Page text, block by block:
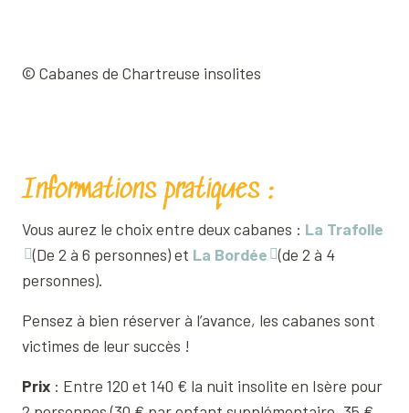
© Cabanes de Chartreuse insolites
Informations pratiques :
Vous aurez le choix entre deux cabanes : La Trafolle
(De 2 à 6 personnes) et La Bordée (de 2 à 4
personnes).
Pensez à bien réserver à l’avance, les cabanes sont
victimes de leur succès !
Prix : Entre 120 et 140 € la nuit insolite en Isère pour